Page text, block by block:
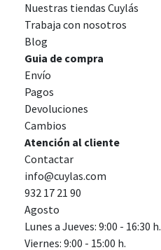
Nuestras tiendas Cuylás
Trabaja con nosotros
Blog
Guia de compra
Envío
Pagos
Devoluciones
Cambios
Atención al cliente
Contactar
info@cuylas.com
932 17 21 90
Agosto
Lunes a Jueves: 9:00 - 16:30 h.
Viernes: 9:00 - 15:00 h.